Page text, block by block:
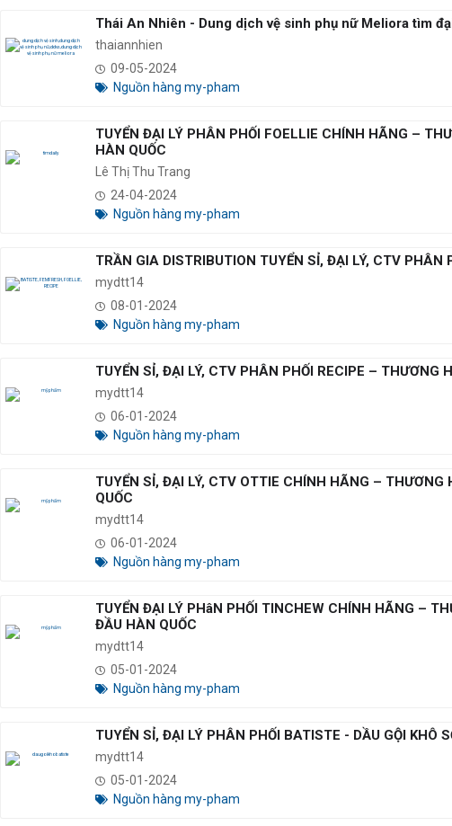
Thái An Nhiên - Dung dịch vệ sinh phụ nữ Meliora tìm
thaiannhien
09-05-2024
Nguồn hàng my-pham
TUYỂN ĐẠI LÝ PHÂN PHỐI FOELLIE CHÍNH HÃNG –
HÀN QUỐC
Lê Thị Thu Trang
24-04-2024
Nguồn hàng my-pham
TRẦN GIA DISTRIBUTION TUYỂN SỈ, ĐẠI LÝ, CTV PHÂN
mydtt14
08-01-2024
Nguồn hàng my-pham
TUYỂN SỈ, ĐẠI LÝ, CTV PHÂN PHỐI RECIPE – THƯƠNG
mydtt14
06-01-2024
Nguồn hàng my-pham
TUYỂN SỈ, ĐẠI LÝ, CTV OTTIE CHÍNH HÃNG –
QUỐC
mydtt14
06-01-2024
Nguồn hàng my-pham
TUYỂN ĐẠI LÝ PHâN PHỐI TINCHEW CHÍNH HÃNG –
ĐẦU HÀN QUỐC
mydtt14
05-01-2024
Nguồn hàng my-pham
TUYỂN SỈ, ĐẠI LÝ PHÂN PHỐI BATISTE - DẦU GỘI KHÔ
mydtt14
05-01-2024
Nguồn hàng my-pham